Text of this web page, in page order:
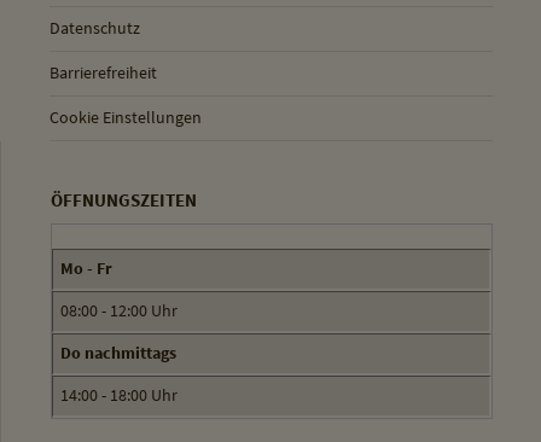
Datenschutz
Barrierefreiheit
Cookie Einstellungen
ÖFFNUNGSZEITEN
Mo - Fr
08:00 - 12:00 Uhr
Do nachmittags
14:00 - 18:00 Uhr